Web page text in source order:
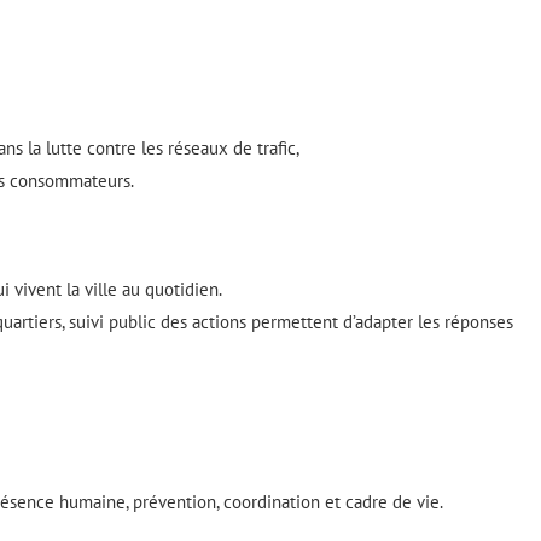
la lutte contre les réseaux de trafic,
vivent la ville au quotidien.
suivi public des actions permettent d’adapter les réponses
humaine, prévention, coordination et cadre de vie.